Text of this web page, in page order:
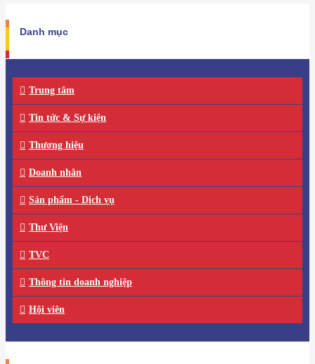
Danh mục
Trung tâm
Tin tức & Sự kiện
Thương hiệu
Doanh nhân
Sản phẩm - Dịch vụ
Thư Viện
TVC
Thông tin doanh nghiệp
Hội viên